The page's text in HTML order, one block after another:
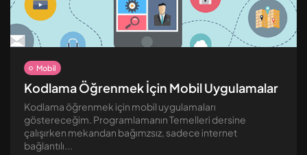
Linux Güvenliği [2] – Güvenlik...
Linux Güvenliği [1] – Dosya...
Eylül 8, 2024 13 Dk
Mobil
Kodlama Öğrenmek İçin Mobil Uygulamalar
Kodlama öğrenmek için mobil uygulamaları
göstereceğim. Programlamanın Temelleri dersine
çalışırken mekandan bağımzsız, sadece internet
bağlantılı...